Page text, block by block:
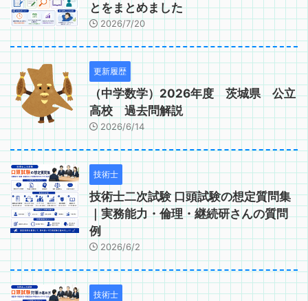
とをまとめました
2026/7/20
更新履歴
（中学数学）2026年度 茨城県 公立
高校 過去問解説
2026/6/14
技術士
技術士二次試験 口頭試験の想定質問集
｜実務能力・倫理・継続研さんの質問
例
2026/6/2
技術士